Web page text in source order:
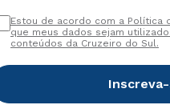
Estou de acordo com a Política
que meus dados sejam
conteúdos da Cruzeiro do Sul.